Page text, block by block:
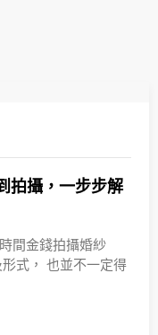
拍攝，一步步解
間金錢拍攝婚紗
式， 也並不一定得